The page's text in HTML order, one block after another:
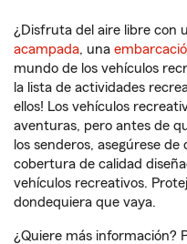
¿Disfruta del aire libre con
acampada, una
mundo de los vehículos
la lista de actividades
ellos! Los vehículos
aventuras, pero antes de
los senderos, asegúrese
cobertura de calidad
vehículos recreativos.
dondequiera que vaya.
¿Quiere más información?